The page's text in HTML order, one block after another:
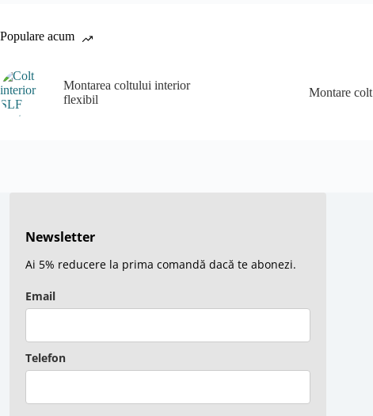
Populare acum
Montarea coltului interior
flexibil
Montare
Newsletter
Ai 5% reducere la prima comandă dacă te abonezi.
Email
Telefon